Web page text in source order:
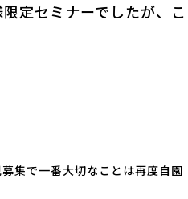
定セミナーでしたが、こ
集で一番大切なことは再度自園